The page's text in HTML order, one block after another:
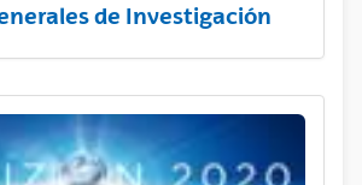
de Investigación